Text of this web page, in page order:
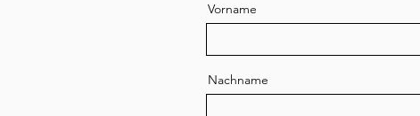
Vorname
Nachname